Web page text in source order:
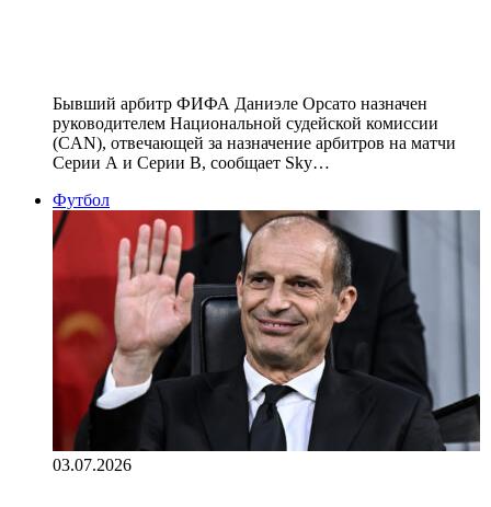
Бывший арбитр ФИФА Даниэле Орсато назначен
руководителем Национальной судейской комиссии
(CAN), отвечающей за назначение арбитров на матчи
Серии А и Серии B, сообщает Sky…
Футбол
03.07.2026